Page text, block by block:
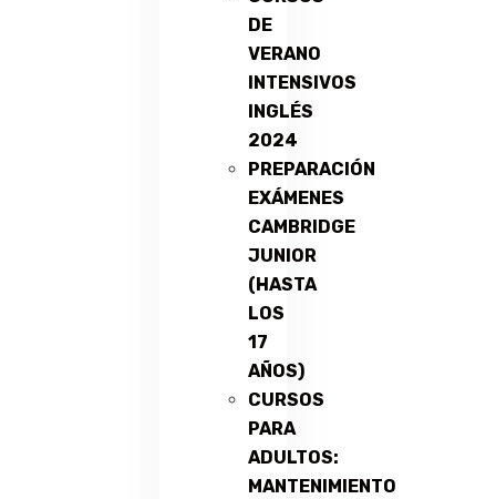
DE
VERANO
INTENSIVOS
INGLÉS
2024
PREPARACIÓN
EXÁMENES
CAMBRIDGE
JUNIOR
(HASTA
LOS
17
AÑOS)
CURSOS
PARA
ADULTOS:
MANTENIMIENTO